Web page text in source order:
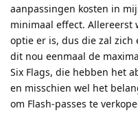
aanpassingen kosten in
minimaal effect. Allereerst
optie er is, dus die zal
dit nou eenmaal de
Six Flags, die hebben het
en misschien wel het
om Flash-passes te